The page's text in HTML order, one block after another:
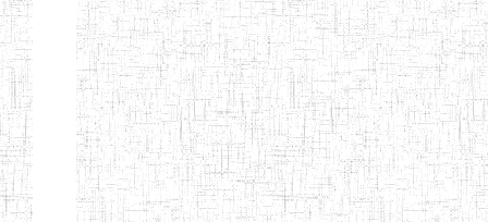
GTTC
BANGEM
08/12/1997 ENIEG Public
GTTC
FONTEM
25/09/2000 ENIEG Public
GTTC
03/11/1983 ENIEG Public